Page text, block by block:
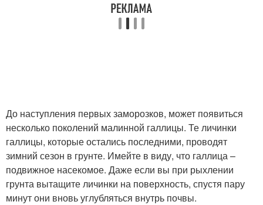
До наступления первых заморозков, может появиться
несколько поколений малинной галлицы. Те личинки
галлицы, которые остались последними, проводят
зимний сезон в грунте. Имейте в виду, что галлица –
подвижное насекомое. Даже если вы при рыхлении
грунта вытащите личинки на поверхность, спустя пару
минут они вновь углубляться внутрь почвы.